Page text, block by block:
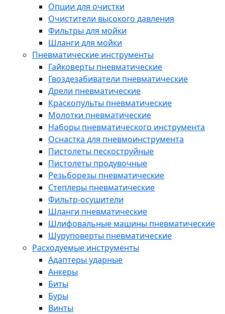
Опции для очистки
Очистители высокого давления
Фильтры для мойки
Шланги для мойки
Пневматические инструменты
Гайковерты пневматические
Гвоздезабиватели пневматические
Дрели пневматические
Краскопульты пневматические
Молотки пневматические
Наборы пневматического инструмента
Оснастка для пневмоинструмента
Пистолеты пескоструйные
Пистолеты продувочные
Резьборезы пневматические
Степлеры пневматические
Фильтр-осушители
Шланги пневматические
Шлифовальные машины пневматические
Шуруповерты пневматические
Расходуемые инструменты
Адаптеры ударные
Анкеры
Биты
Буры
Винты